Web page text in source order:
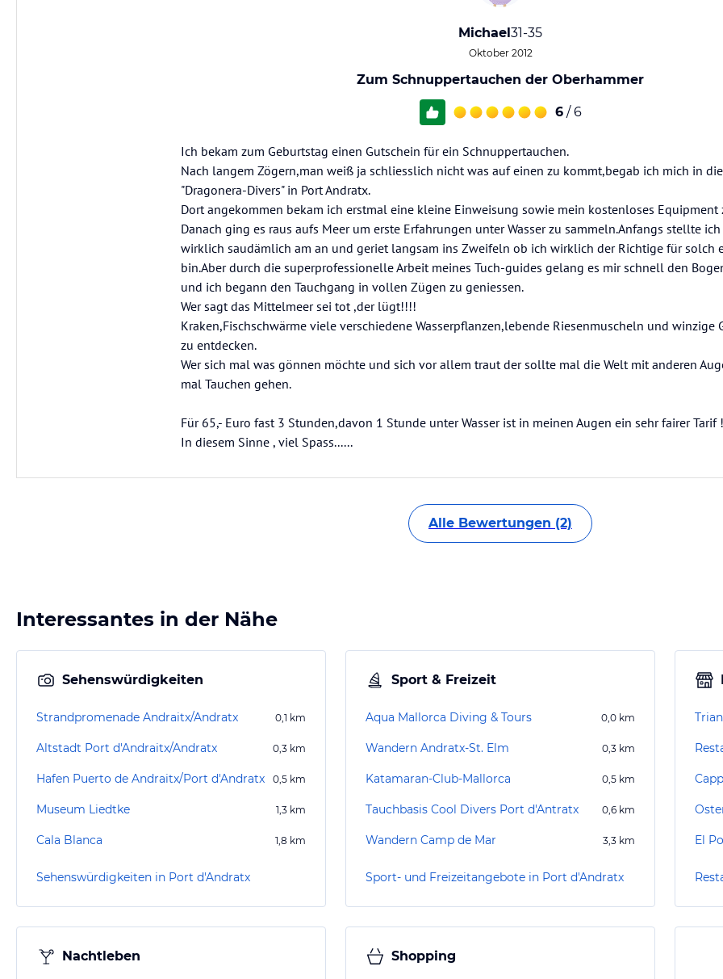
Michael31-35
Oktober 2012
Zum Schnuppertauchen der Oberhammer
6 / 6
Ich bekam zum Geburtstag einen Gutschein für ein Schnuppertauchen.
Nach langem Zögern,man weiß ja schliesslich nicht was auf einen zu kommt,begab ich mich in
"Dragonera-Divers" in Port Andratx.
Dort angekommen bekam ich erstmal eine kleine Einweisung sowie mein kostenloses Equipment
Danach ging es raus aufs Meer um erste Erfahrungen unter Wasser zu sammeln.Anfangs stellte
wirklich saudämlich am an und geriet langsam ins Zweifeln ob ich wirklich der Richtige für solch
bin.Aber durch die superprofessionelle Arbeit meines Tuch-guides gelang es mir schnell den
und ich begann den Tauchgang in vollen Zügen zu geniessen.
Wer sagt das Mittelmeer sei tot ,der lügt!!!!
Kraken,Fischschwärme viele verschiedene Wasserpflanzen,lebende Riesenmuscheln und winzige
zu entdecken.
Wer sich mal was gönnen möchte und sich vor allem traut der sollte mal die Welt mit anderen
mal Tauchen gehen.
Für 65,- Euro fast 3 Stunden,davon 1 Stunde unter Wasser ist in meinen Augen ein sehr fairer Tarif
In diesem Sinne , viel Spass......
Alle Bewertungen (2)
Interessantes in der Nähe
Sehenswürdigkeiten
Strandpromenade Andraitx/Andratx 0,1 km
Altstadt Port d'Andraitx/Andratx 0,3 km
Hafen Puerto de Andraitx/Port d'Andratx 0,5 km
Museum Liedtke 1,3 km
Cala Blanca 1,8 km
Sehenswürdigkeiten in Port d'Andratx
Sport & Freizeit
Aqua Mallorca Diving & Tours 0,0 km
Wandern Andratx-St. Elm 0,3 km
Katamaran-Club-Mallorca 0,5 km
Tauchbasis Cool Divers Port d'Antratx 0,6 km
Wandern Camp de Mar 3,3 km
Sport- und Freizeitangebote in Port d'Andratx
El
Nachtleben Shopping